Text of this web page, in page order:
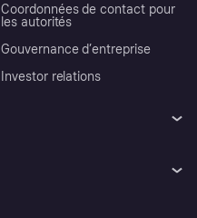
Coordonnées de contact pour
les autorités
Gouvernance d’entreprise
Investor relations